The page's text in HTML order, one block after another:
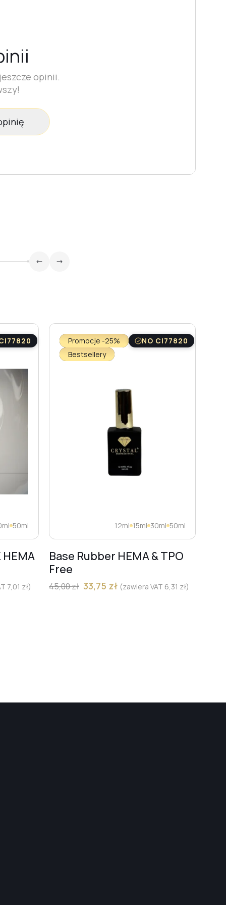
opinii.
50ml
7,01 zł)
Promocje -25%
NO CI77820
Bestsellery
12ml 15ml 30ml 50ml
Base Rubber HEMA & TPO
Free
45,00zł 33,75 zł (zawiera VAT 6,31 zł)